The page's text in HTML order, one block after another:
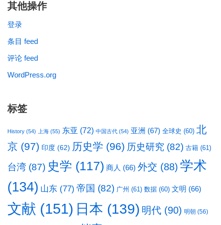
其他操作
登录
条目 feed
评论 feed
WordPress.org
标签
History (54) 上海 (55) 东亚 (72) 中国古代 (54) 亚洲 (67) 全球史 (60) 北
京 (97) 印度 (62) 历史学 (96) 历史研究 (82) 古籍 (61)
台湾 (87) 史学 (117) 商人 (66) 外交 (88) 学术
(134) 山东 (77) 帝国 (82) 广州 (61) 数据 (60) 文明 (66)
文献 (151) 日本 (139) 明代 (90) 明朝 (56)